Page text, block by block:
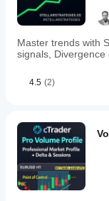
Master trends with
signals, Divergence
4.5 (2)